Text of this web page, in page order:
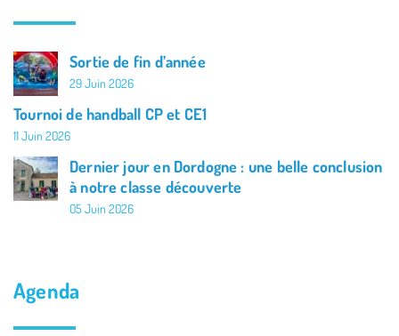
Sortie de fin d’année
29 Juin 2026
Tournoi de handball CP et CE1
11 Juin 2026
Dernier jour en Dordogne : une belle conclusion
à notre classe découverte
05 Juin 2026
Agenda